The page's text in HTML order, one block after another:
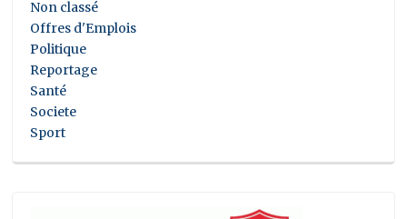
Non classé
Offres d'Emplois
Politique
Reportage
Santé
Societe
Sport